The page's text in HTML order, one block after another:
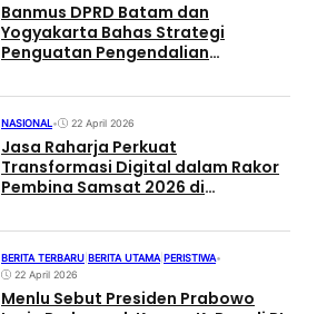
Banmus DPRD Batam dan
Yogyakarta Bahas Strategi
Penguatan Pengendalian
NASIONAL• 22 April 2026
Jasa Raharja Perkuat
Transformasi Digital dalam Rakor
Pembina Samsat 2026 di
BERITA TERBARU BERITA UTAMA PERISTIWA•
22 April 2026
Menlu Sebut Presiden Prabowo